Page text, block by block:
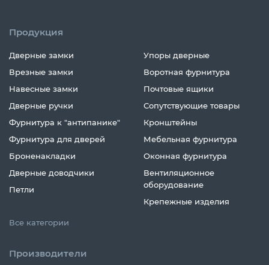
Продукция
Дверные замки
Врезные замки
Навесные замки
Дверные ручки
Фурнитура к "антипанике"
Фурнитура для дверей
Броненакладки
Дверные доводчики
Петли
Упоры дверные
Воротная фурнитура
Почтовые ящики
Сопутствующие товары
Кронштейны
Мебельная фурнитура
Оконная фурнитура
Вентиляционное
оборудование
Крепежные изделия
Все категории
Производители